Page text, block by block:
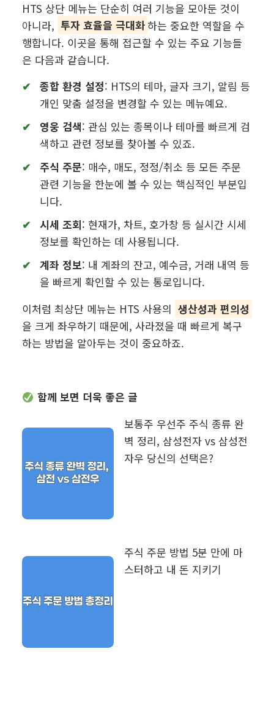
HTS 상단 메뉴는 단순히 여러 기능을 모아둔 것이
아니라, 투자 효율을 극대화하는 중요한 역할을 수
행합니다. 이곳을 통해 접근할 수 있는 주요 기능들
은 다음과 같습니다.
종합 환경 설정: HTS의 테마, 글자 크기, 알림 등
개인 맞춤 설정을 변경할 수 있는 메뉴예요.
영웅 검색: 관심 있는 종목이나 테마를 빠르게 검
색하고 관련 정보를 찾아볼 수 있죠.
주식 주문: 매수, 매도, 정정/취소 등 모든 주문
관련 기능을 한눈에 볼 수 있는 핵심적인 부분입
니다.
시세 조회: 현재가, 차트, 호가창 등 실시간 시세
정보를 확인하는 데 사용됩니다.
계좌 정보: 내 계좌의 잔고, 예수금, 거래 내역 등
을 빠르게 확인할 수 있는 통로입니다.
이처럼 최상단 메뉴는 HTS 사용의 생산성과 편의성
을 크게 좌우하기 때문에, 사라졌을 때 빠르게 복구
하는 방법을 알아두는 것이 중요하죠.
함께 보면 더욱 좋은 글
보통주 우선주 주식 종류 완
벽 정리, 삼성전자 vs 삼성전
자우 당신의 선택은?
주식 주문 방법 5분 만에 마
스터하고 내 돈 지키기